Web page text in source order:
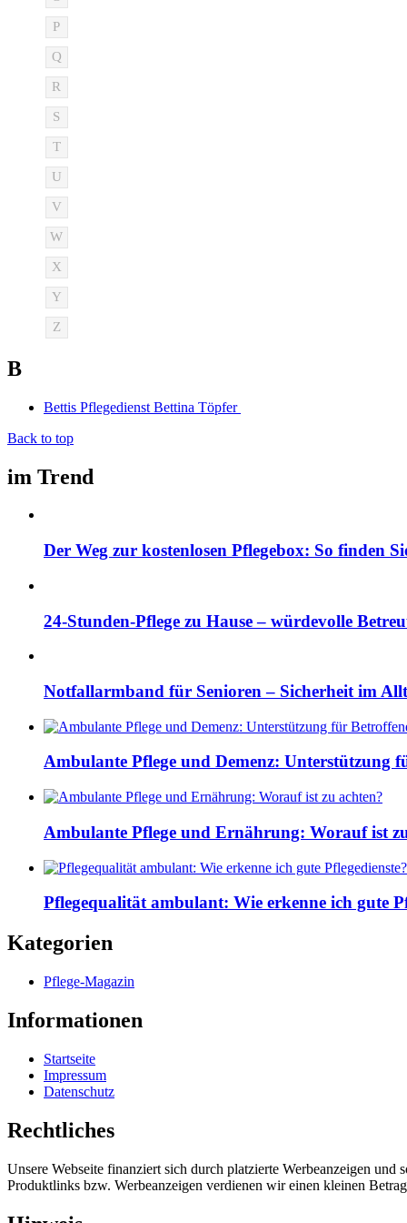
P
Q
R
S
T
U
V
W
X
Y
Z
B
Bettis Pflegedienst Bettina Töpfer
Back to top
im Trend
Der Weg zur kostenlosen Pflegebox: So finden
24-Stunden-Pflege zu Hause – würdevolle
Notfallarmband für Senioren – Sicherheit im
Ambulante Pflege und Demenz: Unterstützung
Ambulante Pflege und Ernährung: Worauf ist
Pflegequalität ambulant: Wie erkenne ich gute
Kategorien
Pflege-Magazin
Informationen
Startseite
Impressum
Datenschutz
Rechtliches
Unsere Webseite finanziert sich durch platzierte Werbeanzeigen
Produktlinks bzw. Werbeanzeigen verdienen wir einen kleinen